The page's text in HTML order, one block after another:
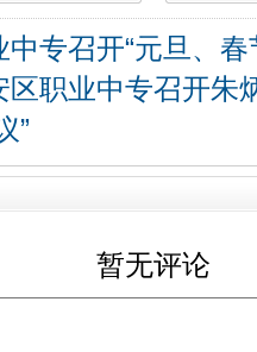
中专召开“元旦、
区职业中专召开朱
”
暂无评论